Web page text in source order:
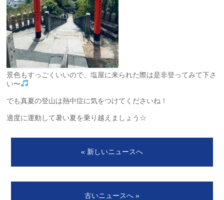
景色もすっごくいいので、塩屋に来られた際は是非登ってみて下さ
い〜
でも真夏の登山は熱中症に気をつけてくださいね！
適度に運動して暑い夏を乗り越えましょう☆
« 新しいニュースへ
古いニュースへ »